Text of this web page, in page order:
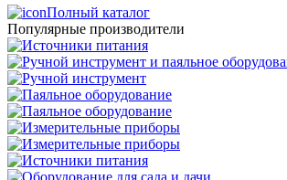
Полный каталог
Популярные производители